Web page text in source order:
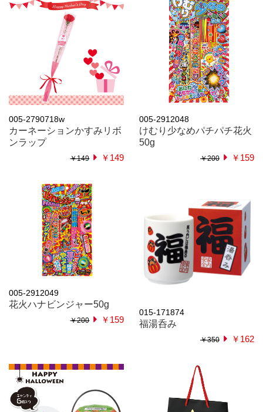
005-2790718w
カーネーションかすみリボ
ンラップ
￥149 ￥149
005-2912048
けむり少なめパチパチ花火
50g
￥200 ￥159
005-2912049
花火ハナビンジャー50g
￥200 ￥159
015-171874
福湯呑み
￥350 ￥162